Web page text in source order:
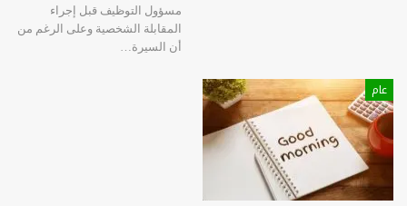
مسؤول التوظيف قبل إجراء
المقابلة الشخصية وعلى الرغم من
أن السيرة…
عام